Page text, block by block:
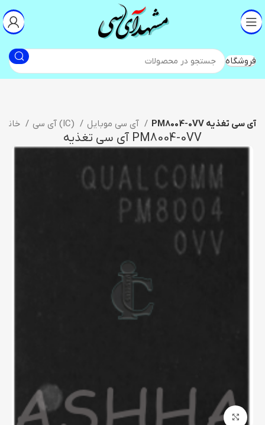
فروشگاه
آی سی (IC) PM8004-0VV آی سی تغذیه
PM8004-0VV آی سی تغذیه
برای بزرگنمایی کلیک کنید